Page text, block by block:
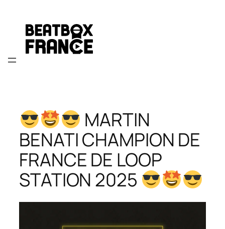
contenu
MARTIN
BENATI CHAMPION DE
FRANCE DE LOOP
STATION 2025